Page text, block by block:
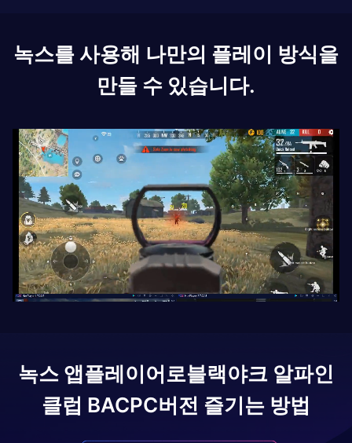
녹스를 사용해 나만의 플레이 방식을
만들 수 있습니다.
녹스 앱플레이어로블랙야크 알파인
클럽 BACPC버전 즐기는 방법